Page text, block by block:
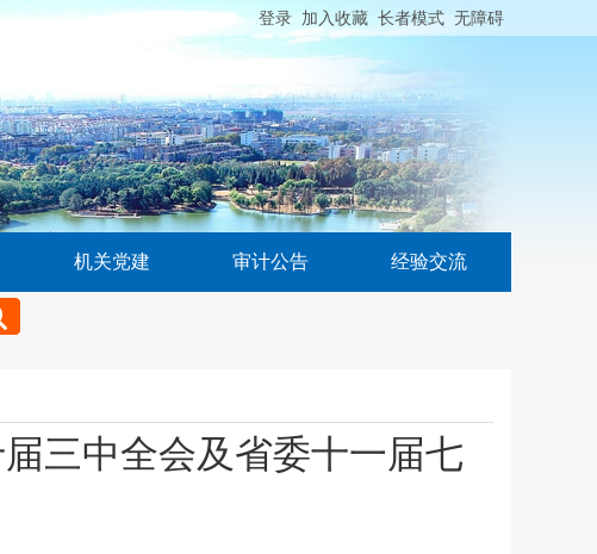
登录 加入收藏 长者模式 无障碍
机关党建 审计公告 经验交流
三中全会及省委十一届七